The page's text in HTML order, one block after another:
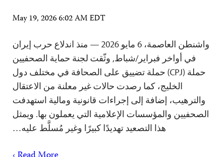
May 19, 2026 6:02 AM EDT
واشنطن العاصمة، 6 مايو 2026 — منذ اندلاع حرب إيران
في أواخر فبراير/شباط, وثّقت لجنة حماية الصحفيين
حملة (CPJ) حملة تضييق على الصحافة في مختلف دول
الخليج، كما رصدت حالات غير معلنة من الاعتقال
والترهيب، إضافة إلى إجراءات قانونية ومالية استهدفت
الصحفيين والمؤسسات الإعلامية التي يعملون بها. ويمثل
هذا التصعيد تهديدًا كبيرًا وغير مُسلَّط عليه…